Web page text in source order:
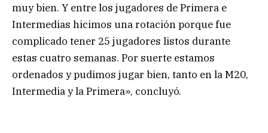
muy bien. Y entre los jugadores de Primera e
Intermedias hicimos una rotación porque fue
complicado tener 25 jugadores listos durante
estas cuatro semanas. Por suerte estamos
ordenados y pudimos jugar bien, tanto en la M20,
Intermedia y la Primera», concluyó.